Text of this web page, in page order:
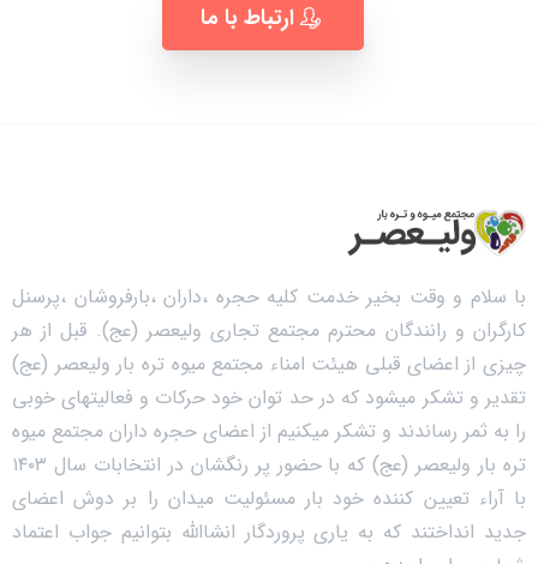
ارتباط با ما
با سلام و وقت بخیر خدمت کلیه حجره ،داران ،بارفروشان ،پرسنل
کارگران و رانندگان محترم مجتمع تجاری ولیعصر (عج). قبل از هر
چیزی از اعضای قبلی هیئت امناء مجتمع میوه تره بار ولیعصر (عج)
تقدیر و تشکر میشود که در حد توان خود حرکات و فعالیتهای خوبی
را به ثمر رساندند و تشکر میکنیم از اعضای حجره داران مجتمع میوه
تره بار ولیعصر (عج) که با حضور پر رنگشان در انتخابات سال ۱۴۰۳
با آراء تعیین کننده خود بار مسئولیت میدان را بر دوش اعضای
جدید انداختند که به یاری پروردگار انشاالله بتوانیم جواب اعتماد